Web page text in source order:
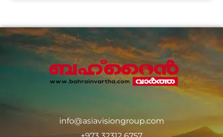
info@asiavisiongroup.com